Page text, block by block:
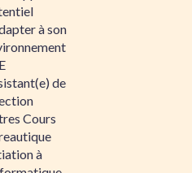
à son
de
Cours
à